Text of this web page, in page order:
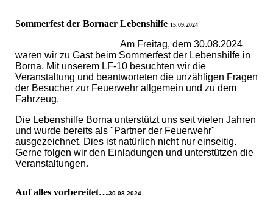
Sommerfest der Bornaer Lebenshilfe 15.09.2024
Am Freitag, dem 30.08.2024
waren wir zu Gast beim Sommerfest der Lebenshilfe in
Borna. Mit unserem LF-10 besuchten wir die
Veranstaltung und beantworteten die unzähligen Fragen
der Besucher zur Feuerwehr allgemein und zu dem
Fahrzeug.
Die Lebenshilfe Borna unterstützt uns seit vielen Jahren
und wurde bereits als "Partner der Feuerwehr"
ausgezeichnet. Dies ist natürlich nicht nur einseitig.
Gerne folgen wir den Einladungen und unterstützen die
Veranstaltungen.
Auf alles vorbereitet…30.08.2024